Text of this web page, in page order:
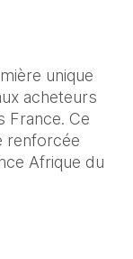
unique
acheteurs
France. Ce
renforcée
Afrique du